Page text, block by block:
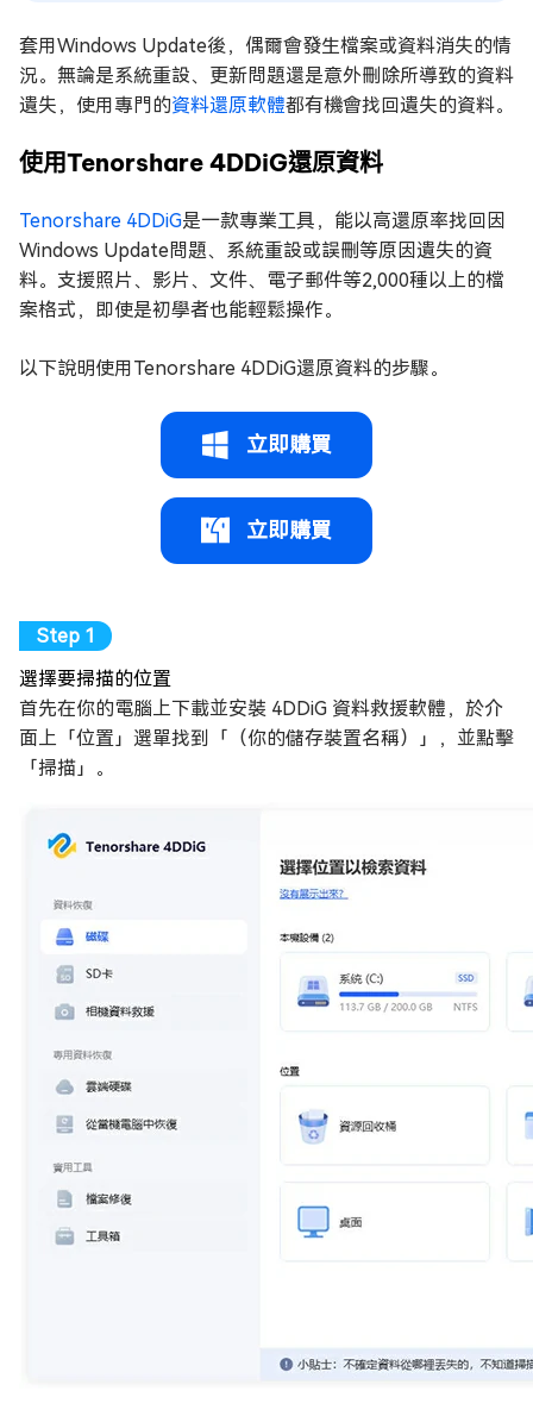
套用Windows Update後，偶爾會發生檔案或資料消失的情
況。無論是系統重設、更新問題還是意外刪除所導致的資料
遺失，使用專門的資料還原軟體都有機會找回遺失的資料。
使用Tenorshare 4DDiG還原資料
Tenorshare 4DDiG是一款專業工具，能以高還原率找回因
Windows Update問題、系統重設或誤刪等原因遺失的資
料。支援照片、影片、文件、電子郵件等2,000種以上的檔
案格式，即使是初學者也能輕鬆操作。
以下說明使用Tenorshare 4DDiG還原資料的步驟。
立即購買
立即購買
選擇要掃描的位置
首先在你的電腦上下載並安裝 4DDiG 資料救援軟體，於介
面上「位置」選單找到「（你的儲存裝置名稱）」，並點擊
「掃描」。